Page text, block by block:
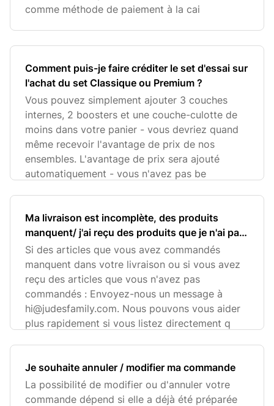
comme méthode de paiement à la cai
Comment puis-je faire créditer le set d'essai sur
l'achat du set Classique ou Premium ?
Vous pouvez simplement ajouter 3 couches
internes, 2 boosters et une couche-culotte de
moins dans votre panier - vous devriez quand
même recevoir l'avantage de prix de nos
ensembles. L'avantage de prix sera ajouté
automatiquement - vous n'avez pas be
Ma livraison est incomplète, des produits
manquent/ j'ai reçu des produits que je n'ai pas
commandés
Si des articles que vous avez commandés
manquent dans votre livraison ou si vous avez
reçu des articles que vous n'avez pas
commandés : Envoyez-nous un message à
hi@judesfamily.com. Nous pouvons vous aider
plus rapidement si vous listez directement q
Je souhaite annuler / modifier ma commande
La possibilité de modifier ou d'annuler votre
commande dépend si elle a déjà été préparée